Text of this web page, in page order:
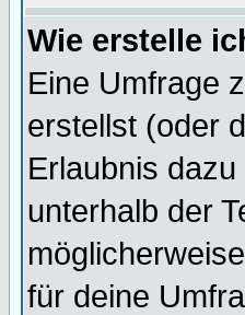
Wie erstelle
Eine Umfrage
erstellst (oder
Erlaubnis
unterhalb der
für deine